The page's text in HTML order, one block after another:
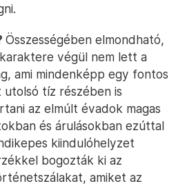
Összességében elmondható,
végül nem lett a
ami mindenképp egy fontos
tíz részében is
az elmúlt évadok magas
és árulásokban ezúttal
kiindulóhelyzet
bogozták ki az
amiket az